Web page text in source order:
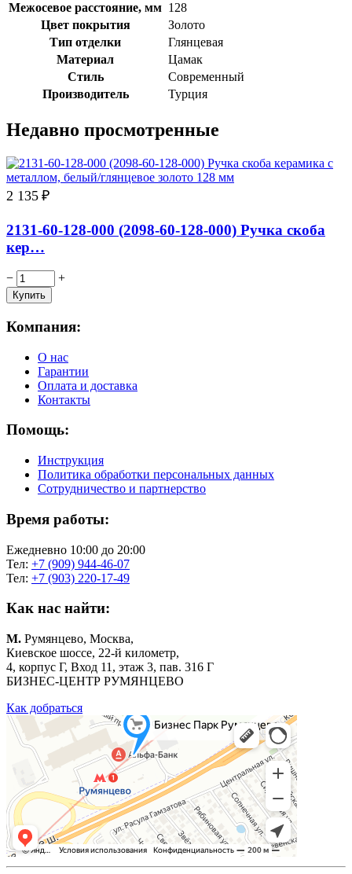
Межосевое расстояние, мм 128
Цвет покрытия
Золото
Тип отделки
Глянцевая
Материал
Цамак
Стиль
Современный
Производитель
Турция
Недавно просмотренные
2 135 ₽
2131-60-128-000 (2098-60-128-000) Ручка скоба
кер…
− +
Компания:
О нас
Гарантии
Оплата и доставка
Контакты
Помощь:
Инструкция
Политика обработки персональных данных
Сотрудничество и партнерство
Время работы:
Ежедневно 10:00 до 20:00
Тел: +7 (909) 944-46-07
Тел: +7 (903) 220-17-49
Как нас найти:
М. Румянцево, Москва,
Киевское шоссе, 22-й километр,
4, корпус Г, Вход 11, этаж 3, пав. 316 Г
БИЗНЕС-ЦЕНТР РУМЯНЦЕВО
Как добраться